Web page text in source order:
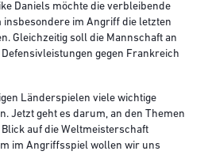
Daniels möchte die verbleibende
insbesondere im Angriff die letzten
Gleichzeitig soll die Mannschaft an
gegen Frankreich
Länderspielen viele wichtige
Jetzt geht es darum, an den Themen
auf die Weltmeisterschaft
im Angriffsspiel wollen wir uns